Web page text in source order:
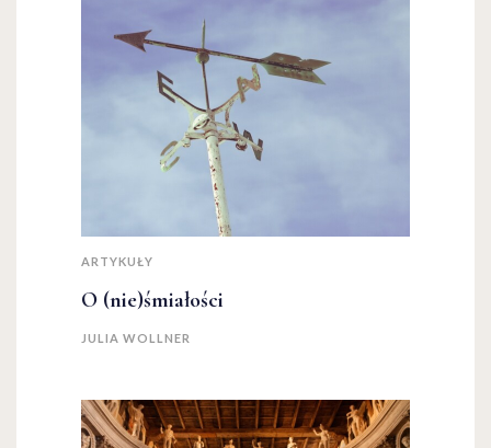
ARTYKUŁY
O (nie)śmiałości
JULIA WOLLNER